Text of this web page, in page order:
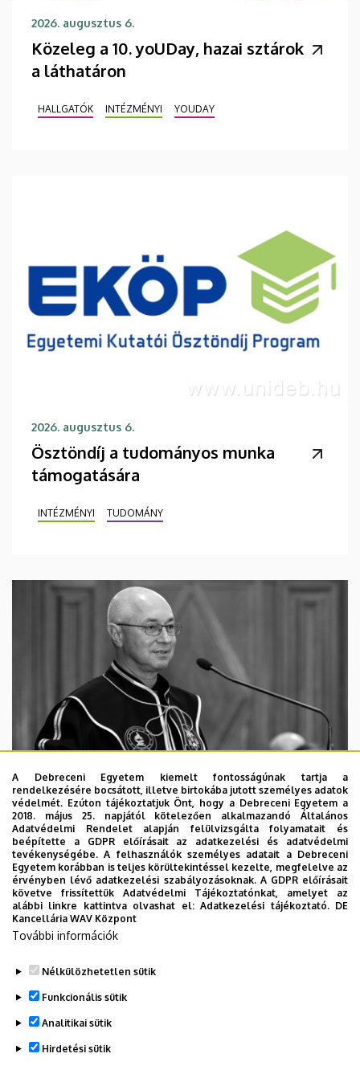
2026. augusztus 6.
Közeleg a 10. yoUDay, hazai sztárok
a láthatáron
HALLGATÓK INTÉZMÉNYI YOUDAY
2026. augusztus 6.
Ösztöndíj a tudományos munka
támogatására
INTÉZMÉNYI TUDOMÁNY
2026. augusztus 5.
Díszdoktorát gyászolja a Debreceni
Egyetem
INTÉZMÉNYI TTK TUDOMÁNY
A Debreceni Egyetem kiemelt fontosságúnak tartja a
rendelkezésére bocsátott, illetve birtokába jutott személyes adatok
védelmét. Ezúton tájékoztatjuk Önt, hogy a Debreceni Egyetem a
2018. május 25. napjától kötelezően alkalmazandó Általános
Adatvédelmi Rendelet alapján felülvizsgálta folyamatait és
beépítette a GDPR előírásait az adatkezelési és adatvédelmi
tevékenységébe. A felhasználók személyes adatait a Debreceni
Egyetem korábban is teljes körültekintéssel kezelte, megfelelve az
érvényben lévő adatkezelési szabályozásoknak. A GDPR előírásait
követve frissítettük Adatvédelmi Tájékoztatónkat, amelyet az
alábbi linkre kattintva olvashat el:Adatkezelési tájékoztató. DE
Kancellária WAV Központ
További információk
Nélkülözhetetlen sütik
Funkcionális sütik
Analitikai sütik
Hirdetési sütik